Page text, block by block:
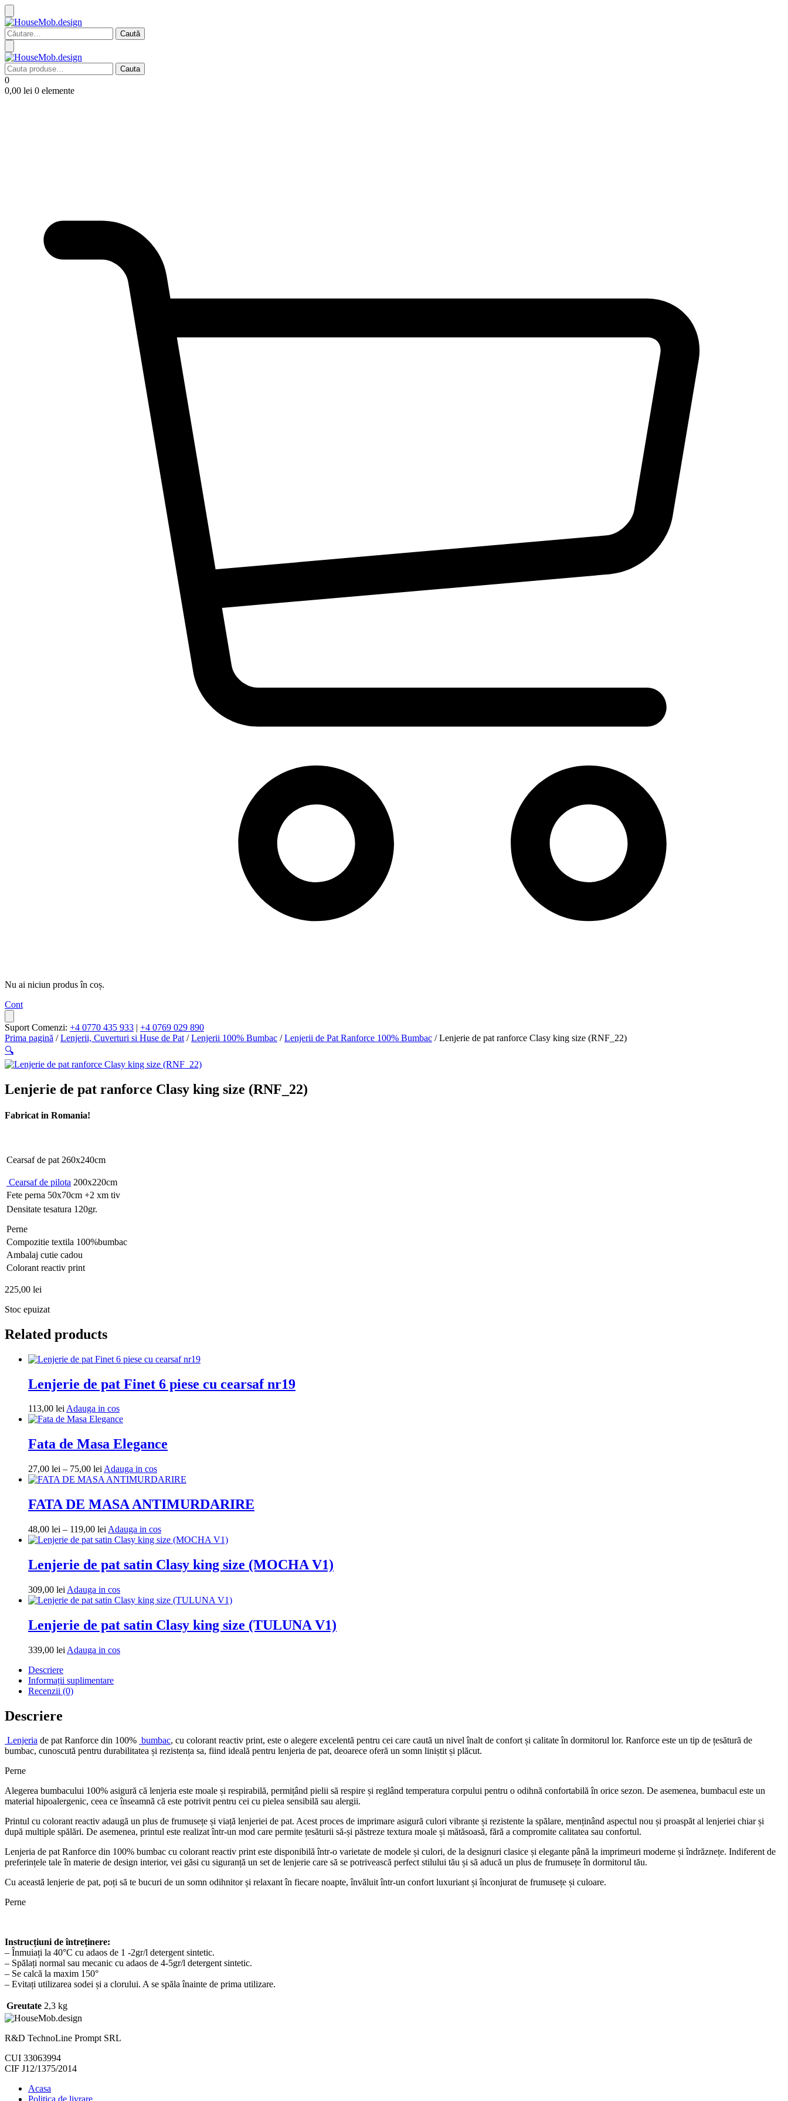
Caută
după:
Cauta
după:
Cauta
0
0,00 lei 0 elemente
Nu ai niciun produs în coș.
Cont
Suport Comenzi: +4 0770 435 933 | +4 0769 029 890
Prima pagină /Lenjerii, Cuverturi si Huse de Pat /Lenjerii 100% Bumbac /Lenjerii de Pat Ranforce 100% Bumbac / Lenjerie de pat ranforce Clasy king size (RNF_22)
🔍
Lenjerie de pat ranforce Clasy king size (RNF_22)
Fabricat in Romania!
Cearsaf de pat 260x240cm
Cearsaf de pilota 200x220cm
Fete perna 50x70cm +2 xm tiv
Densitate tesatura 120gr.
Perne
Compozitie textila 100%bumbac
Ambalaj cutie cadou
Colorant reactiv print
225,00 lei
Stoc epuizat
Related products
Lenjerie de pat Finet 6 piese cu cearsaf nr19
113,00 leiAdauga in cosAdauga
in
Fata de Masa Elegance
27,00 lei – 75,00 lei Interval
de
27,00 lei
până
75,00 lei
Adauga in cosAdauga
in
FATA DE MASA ANTIMURDARIRE
48,00 lei – 119,00 lei Interval
de
48,00 lei
până
119,00 lei
Adauga in cosAdauga
in
Lenjerie de pat satin Clasy king size (MOCHA V1)
309,00 lei Adauga in cosAdauga
in
Lenjerie de pat satin Clasy king size (TULUNA V1)
339,00 lei Adauga in cosAdauga
Descriere
Informații suplimentare
Recenzii (0)
Descriere
Lenjeria de pat Ranforce din 100% bumbac, cu colorant reactiv print, este o alegere excelentă pentru cei care caută un nivel înalt de confort și calitate în dormitorul lor. Ranforce este un tip de țesătură de
bumbac, cunoscută pentru durabilitatea și rezistența sa, fiind ideală pentru lenjeria de pat, deoarece oferă un somn liniștit și plăcut.
Perne
Alegerea bumbacului 100% asigură că lenjeria este moale și respirabilă, permițând pielii să respire și reglând temperatura corpului pentru o odihnă confortabilă în orice sezon. De asemenea, bumbacul este un
material hipoalergenic, ceea ce înseamnă că este potrivit pentru cei cu pielea sensibilă sau alergii.
Printul cu colorant reactiv adaugă un plus de frumusețe și viață lenjeriei de pat. Acest proces de imprimare asigură culori vibrante și rezistente la spălare, menținând aspectul nou și proaspăt al lenjeriei chiar și
după multiple spălări. De asemenea, printul este realizat într-un mod care permite țesăturii să-și păstreze textura moale și mătăsoasă, fără a compromite calitatea sau confortul.
Lenjeria de pat Ranforce din 100% bumbac cu colorant reactiv print este disponibilă într-o varietate de modele și culori, de la designuri clasice și elegante până la imprimeuri moderne și îndrăznețe. Indiferent de
preferințele tale în materie de design interior, vei găsi cu siguranță un set de lenjerie care să se potrivească perfect stilului tău și să aducă un plus de frumusețe în dormitorul tău.
Cu această lenjerie de pat, poți să te bucuri de un somn odihnitor și relaxant în fiecare noapte, învăluit într-un confort luxuriant și înconjurat de frumusețe și culoare.
Perne
Instrucțiuni de întreținere:
– Înmuiați la 40°C cu adaos de 1 -2gr/l detergent sintetic.
– Spălați normal sau mecanic cu adaos de 4-5gr/l detergent sintetic.
– Se calcă la maxim 150°
– Evitați utilizarea sodei și a clorului. A se spăla înainte de prima utilizare.
Greutate 2,3 kg
R&D TechnoLine Prompt SRL
CUI 33063994
CIF J12/1375/2014
Acasa